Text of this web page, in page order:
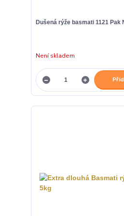
Dušená rýže basmati 1121 Pak
Není skladem